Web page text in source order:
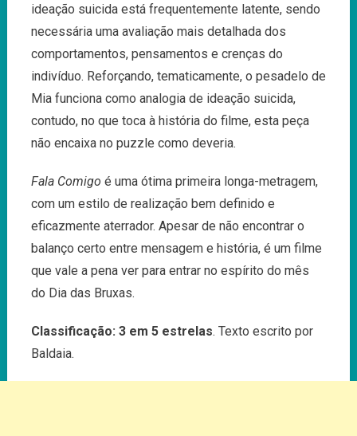
ideação suicida está frequentemente latente, sendo
necessária uma avaliação mais detalhada dos
comportamentos, pensamentos e crenças do
indivíduo. Reforçando, tematicamente, o pesadelo de
Mia funciona como analogia de ideação suicida,
contudo, no que toca à história do filme, esta peça
não encaixa no puzzle como deveria.
Fala Comigo é uma ótima primeira longa-metragem,
com um estilo de realização bem definido e
eficazmente aterrador. Apesar de não encontrar o
balanço certo entre mensagem e história, é um filme
que vale a pena ver para entrar no espírito do mês
do Dia das Bruxas.
Classificação: 3 em 5 estrelas. Texto escrito por
Baldaia.